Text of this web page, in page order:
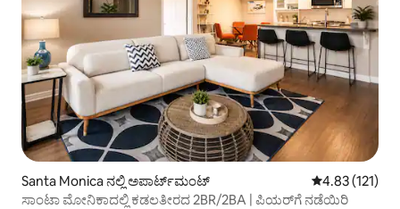
Santa Monica ನಲ್ಲಿ ಅಪಾರ್ಟ್‌ಮಂಟ್ 5 ರಲ್ಲಿ 4.83
4.83 (121)
ಸಾಂಟಾ ಮೋನಿಕಾದಲ್ಲಿ ಕಡಲತೀರದ 2BR/2BA | ಪಿಯರ್‌ಗೆ ನಡೆಯಿರಿ